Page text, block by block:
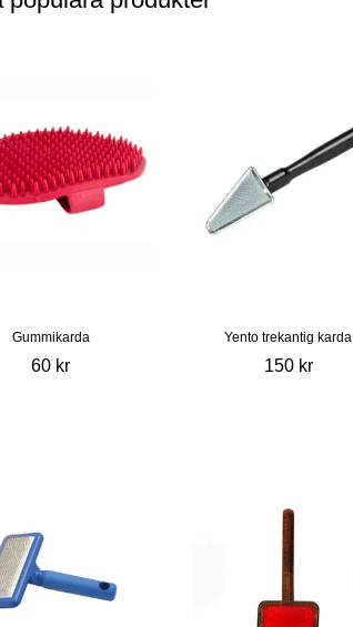
Gummikarda
60 kr
Yento trekantig karda
150 kr